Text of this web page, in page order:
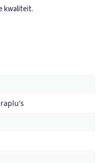
kwaliteit.